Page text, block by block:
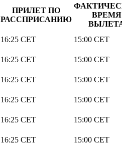
ПРИЛЕТ ПО
РАССПРИСАНИЮ
ВРЕМЯ
16:25 CET 15:00 CET
16:25 CET 15:00 CET
16:25 CET 15:00 CET
16:25 CET 15:00 CET
16:25 CET 15:00 CET
16:25 CET 15:00 CET